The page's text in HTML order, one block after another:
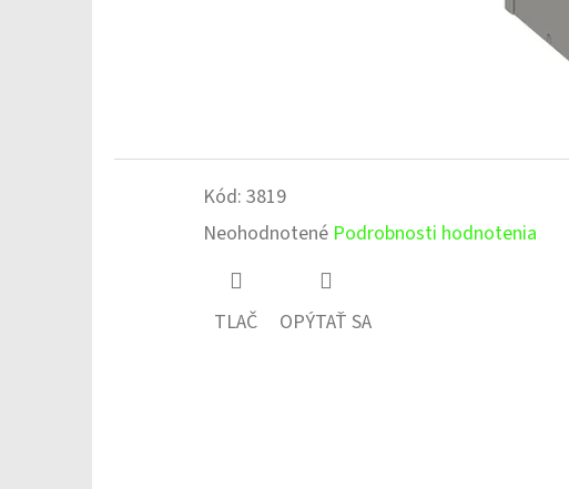
Kód: 3819
Priemerné
hodnotenie
produktu
Neohodnotené Podrobnosti hodnotenia
TLAČ OPÝTAŤ SA